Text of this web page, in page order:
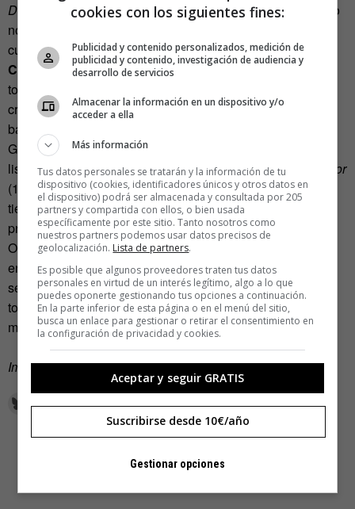
Dirección para desentrañar el otro lado delBig Bang
. Pero
no se asusten, la peli no va de matemáticas, ni de física
cuántica como la bella y espesaInterestellarde
Christopher Nolan. En el fondo habla de la necesidad de
tocarnos y de sentirnos, y sobre todo, de la necesidad de
creer en algo… aunque sea en una estupidez. En eso se
basan las religiones, ¿no?
Gilliam es extraordinariamente versátil, y firmó también la
lisérgicaMiedo y asco en Las Vegas(1998),El rey pescador
(1991) o Las aventuras del barón Munchausen(1989), que
tiene ya resonancias steampunk en su alocado diseño de
producción.
Otro buen ejemplo de atmósfera retrofuturista la
encontramos enDune(David Lynch, 1984). Es curioso
señalar que el vapor juega un papel estético importante en
todos estos escenarios, y fluye desde los lugares y las
máquinas más diversas … quizá de ahí la palabrasteam
Imagen de portada:Mike H / Shutterstock
cookies con los siguientes fines:
Publicidad y contenido personalizados, medición de
publicidad y contenido, investigación de audiencia y
desarrollo de servicios
Almacenar la información en un dispositivo y/o
acceder a ella
Más información
Tus datos personales se tratarán y la información de tu
dispositivo (cookies, identificadores únicos y otros datos en
el dispositivo) podrá ser almacenada y consultada por 205
partners y compartida con ellos, o bien usada
específicamente por este sitio. Tanto nosotros como
nuestros partners podemos usar datos precisos de
geolocalización. Lista de partners.
Es posible que algunos proveedores traten tus datos
personales en virtud de un interés legítimo, algo a lo que
puedes oponerte gestionando tus opciones a continuación.
En la parte inferior de esta página o en el menú del sitio,
busca un enlace para gestionar o retirar el consentimiento en
la configuración de privacidad y cookies.
Aceptar y seguir GRATIS
Suscribirse desde 10€/año
Gestionar opciones